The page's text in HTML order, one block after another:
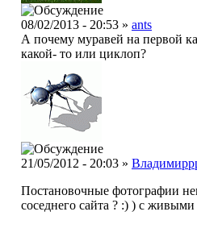
08/02/2013 - 20:53 » ants
А почему муравей на первой
какой- то или циклоп?
21/05/2012 - 20:03 »
Постановочные фотографии
соседнего сайта ? :) ) с